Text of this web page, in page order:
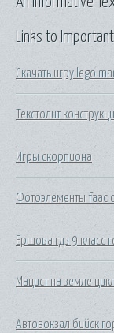
Links to
Скачать игру lego
Текстолит
Игры скорпиона
Фотоэлементы faac
Ершова гдз 9 класс
Мацист на земле
Автовокзал бийск